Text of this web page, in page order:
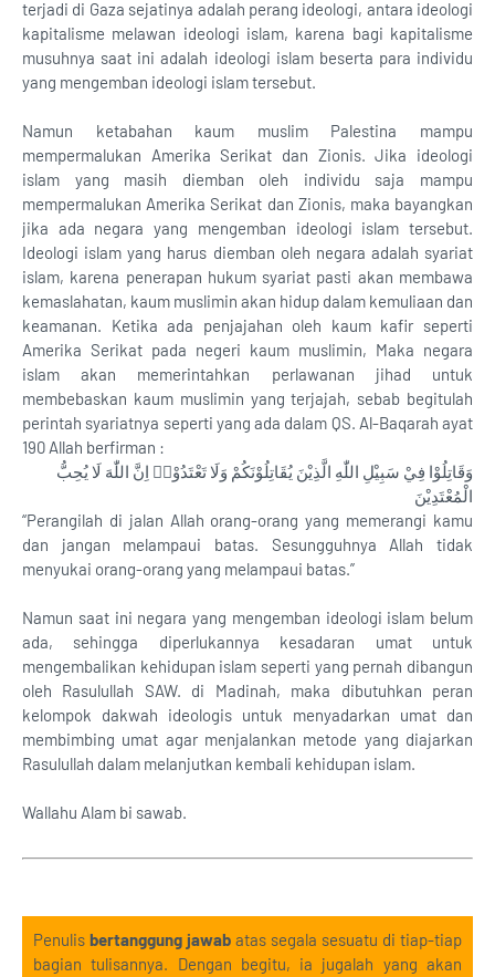
terjadi di Gaza sejatinya adalah perang ideologi, antara ideologi
kapitalisme melawan ideologi islam, karena bagi kapitalisme
musuhnya saat ini adalah ideologi islam beserta para individu
yang mengemban ideologi islam tersebut.
Namun ketabahan kaum muslim Palestina mampu
mempermalukan Amerika Serikat dan Zionis. Jika ideologi
islam yang masih diemban oleh individu saja mampu
mempermalukan Amerika Serikat dan Zionis, maka bayangkan
jika ada negara yang mengemban ideologi islam tersebut.
Ideologi islam yang harus diemban oleh negara adalah syariat
islam, karena penerapan hukum syariat pasti akan membawa
kemaslahatan, kaum muslimin akan hidup dalam kemuliaan dan
keamanan. Ketika ada penjajahan oleh kaum kafir seperti
Amerika Serikat pada negeri kaum muslimin, Maka negara
islam akan memerintahkan perlawanan jihad untuk
membebaskan kaum muslimin yang terjajah, sebab begitulah
perintah syariatnya seperti yang ada dalam QS. Al-Baqarah ayat
190 Allah berfirman :
وَقَاتِلُوْا فِيْ سَبِيْلِ اللّٰهِ الَّذِيْنَ يُقَاتِلُوْنَكُمْ وَلَا تَعْتَدُوْاۗ اِنَّ اللّٰهَ لَا يُحِبُّ
الْمُعْتَدِيْنَ
“Perangilah di jalan Allah orang-orang yang memerangi kamu
dan jangan melampaui batas. Sesungguhnya Allah tidak
menyukai orang-orang yang melampaui batas.”
Namun saat ini negara yang mengemban ideologi islam belum
ada, sehingga diperlukannya kesadaran umat untuk
mengembalikan kehidupan islam seperti yang pernah dibangun
oleh Rasulullah SAW. di Madinah, maka dibutuhkan peran
kelompok dakwah ideologis untuk menyadarkan umat dan
membimbing umat agar menjalankan metode yang diajarkan
Rasulullah dalam melanjutkan kembali kehidupan islam.
Wallahu Alam bi sawab.
Penulis bertanggung jawab atas segala sesuatu di tiap-tiap
bagian tulisannya. Dengan begitu, ia jugalah yang akan